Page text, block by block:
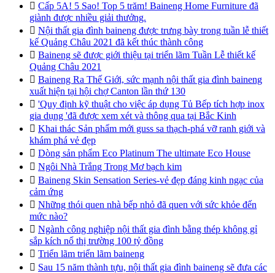
 Cấp 5A! 5 Sao! Top 5 trăm! Baineng Home Furniture đã
giành được nhiều giải thưởng.
 Nội thất gia đình baineng được trưng bày trong tuần lễ thiết
kế Quảng Châu 2021 đã kết thúc thành công
 Baineng sẽ được giới thiệu tại triển lãm Tuần Lễ thiết kế
Quảng Châu 2021
 Baineng Ra Thế Giới, sức mạnh nội thất gia đình baineng
xuất hiện tại hội chợ Canton lần thứ 130
 'Quy định kỹ thuật cho việc áp dụng Tủ Bếp tích hợp inox
gia dụng 'đã được xem xét và thông qua tại Bắc Kinh
 Khai thác Sản phẩm mới guss sa thạch-phá vỡ ranh giới và
khám phá vẻ đẹp
 Dòng sản phẩm Eco Platinum The ultimate Eco House
 Ngôi Nhà Trắng Trong Mơ bạch kim
 Baineng Skin Sensation Series-vẻ đẹp đáng kinh ngạc của
cảm ứng
 Những thói quen nhà bếp nhỏ đã quen với sức khỏe đến
mức nào?
 Ngành công nghiệp nội thất gia đình bằng thép không gỉ
sắp kích nổ thị trường 100 tỷ đồng
 Triển lãm triển lãm baineng
 Sau 15 năm thành tựu, nội thất gia đình baineng sẽ đưa các